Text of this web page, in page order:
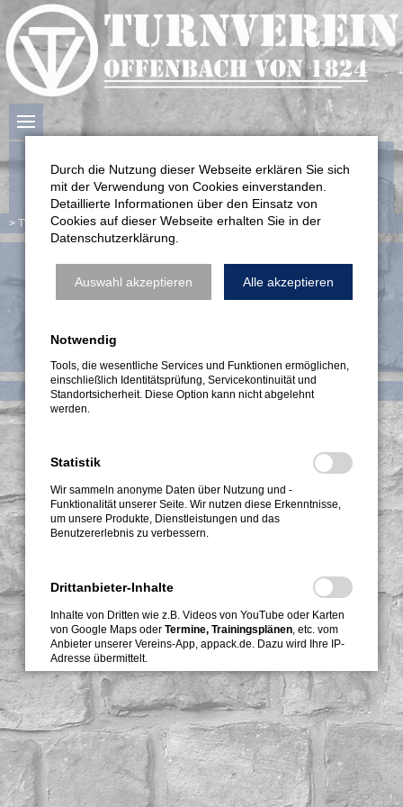
TV Offenbach Verein
Turnverein Offenbach von 1824
Navigation
überspringen
Kontakt Impressum Datenschutzerklärung
Durch die Nutzung dieser Webseite erklären Sie sich
mit der Verwendung von Cookies einverstanden.
Detaillierte Informationen über den Einsatz von
Cookies auf dieser Webseite erhalten Sie in der
Datenschutzerklärung.
Auswahl akzeptieren Alle akzeptieren
Notwendig
Tools, die wesentliche Services und Funktionen ermöglichen,
einschließlich Identitätsprüfung, Servicekontinuität und
Standortsicherheit. Diese Option kann nicht abgelehnt
werden.
Statistik
Wir sammeln anonyme Daten über Nutzung und -
Funktionalität unserer Seite. Wir nutzen diese Erkenntnisse,
um unsere Produkte, Dienstleistungen und das
Benutzererlebnis zu verbessern.
Drittanbieter-Inhalte
Inhalte von Dritten wie z.B. Videos von YouTube oder Karten
von Google Maps oder Termine, Trainingsplänen , etc. vom
Anbieter unserer Vereins-App, appack.de. Dazu wird Ihre IP-
Adresse übermittelt.